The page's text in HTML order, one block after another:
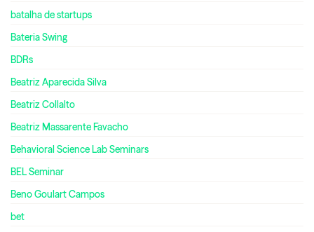
batalha de startups
Bateria Swing
BDRs
Beatriz Aparecida Silva
Beatriz Collalto
Beatriz Massarente Favacho
Behavioral Science Lab Seminars
BEL Seminar
Beno Goulart Campos
bet